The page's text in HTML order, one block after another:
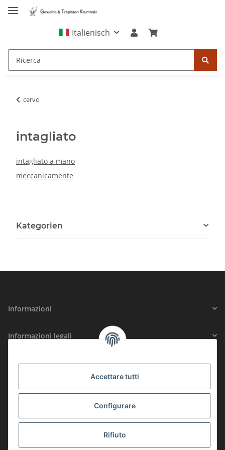
Accettare tutti
Configurare
Rifiuto
Italienisch
cervo
intagliato
intagliato a mano
meccanicamente
Kategorien
Informazioni
Informazioni legali
SICUREZZA CERTIFICATA
ISCRIZIONE